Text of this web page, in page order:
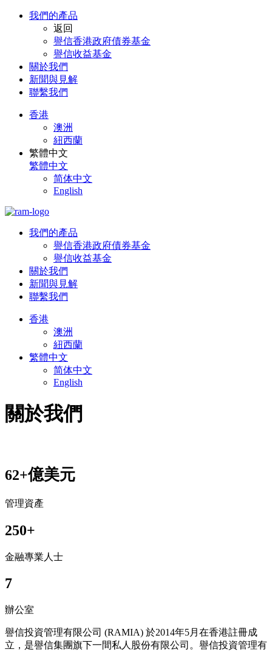
我們的產品
返回
譽信香港政府債券基金
譽信收益基金
關於我們​
新聞與見解
聯繫我們
香港
澳洲
紐西蘭
繁體中文
繁體中文
简体中文
English
我們的產品
譽信香港政府債券基金
譽信收益基金
關於我們​
新聞與見解
聯繫我們
香港
澳洲
紐西蘭
繁體中文
简体中文
English
關於我們​
62+億美元
管理資產
250+
金融專業人士
7
辦公室
譽信投資管理有限公司 (RAMIA) 於2014年5月在香港註冊成
立，是譽信集團旗下一間私人股份有限公司。譽信投資管理有